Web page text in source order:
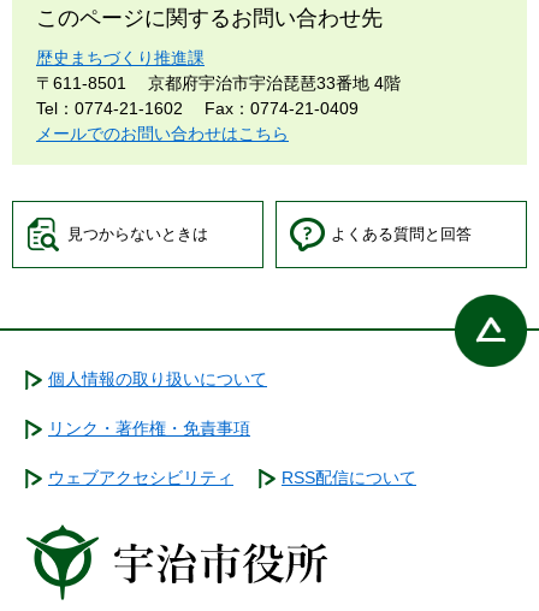
このページに関するお問い合わせ先
歴史まちづくり推進課
〒611-8501
京都府宇治市宇治琵琶33番地 4階
Tel：0774-21-1602
Fax：0774-21-0409
メールでのお問い合わせはこちら
見つからないときは よくある質問と回答
個人情報の取り扱いについて
リンク・著作権・免責事項
ウェブアクセシビリティ RSS配信について